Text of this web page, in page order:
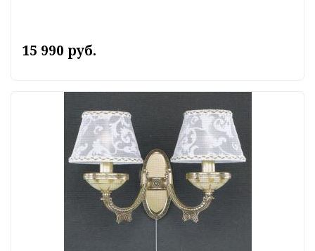
15 990 руб.